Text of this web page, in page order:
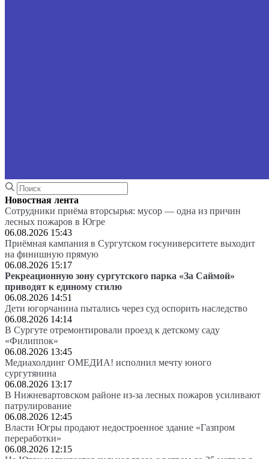
Новостная лента
Сотрудники приёма вторсырья: мусор — одна из причин
лесных пожаров в Югре
06.08.2026 15:43
Приёмная кампания в Сургутском госуниверситете выходит
на финишную прямую
06.08.2026 15:17
Рекреационную зону сургутского парка «За Саймой»
приводят к единому стилю
06.08.2026 14:51
Дети югорчанина пытались через суд оспорить наследство
06.08.2026 14:14
В Сургуте отремонтировали проезд к детскому саду
«Филиппок»
06.08.2026 13:45
Медиахолдинг ОМЕДИА! исполнил мечту юного
сургутянина
06.08.2026 13:17
В Нижневартовском районе из-за лесных пожаров усиливают
патрулирование
06.08.2026 12:45
Власти Югры продают недостроенное здание «Газпром
переработки»
06.08.2026 12:15